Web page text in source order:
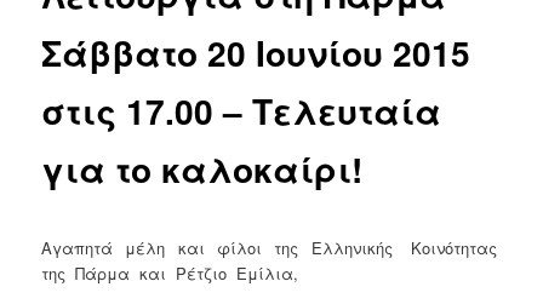
Σάββατο 20 Ιουνίου 2015
στις 17.00 – Τελευταία
για το καλοκαίρι!
Αγαπητά μέλη και φίλοι της Ελληνικής Κοινότητας
της Πάρμα και Ρέτζιο Εμίλια,